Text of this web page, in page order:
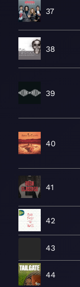
37
38
39
40
41
42
43
44